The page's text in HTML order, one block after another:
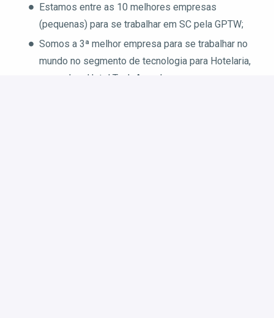
Estamos entre as 10 melhores empresas
(pequenas) para se trabalhar em SC pela GPTW;
Somos a 3ª melhor empresa para se trabalhar no
mundo no segmento de tecnologia para Hotelaria,
segundo o Hotel Tech Awards.